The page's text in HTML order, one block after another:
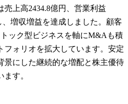
売上高2434.8億円、営業利益
、増収増益を達成しました。顧客
ック型ビジネスを軸にM&Aも積
フォリオを拡大しています。安定
景にした継続的な増配と株主優待
す。